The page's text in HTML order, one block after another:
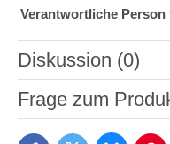
Verantwortliche Person
Diskussion (0)
Neuer
Frage zum